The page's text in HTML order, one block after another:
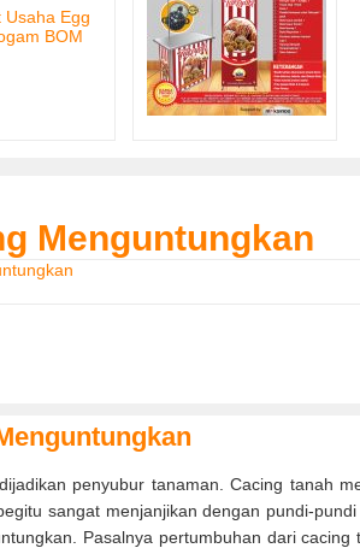
Menguntungkan
penyubur tanaman. Cacing tanah
sangat menjanjikan dengan pundi-pundi
Pasalnya pertumbuhan dari cacing